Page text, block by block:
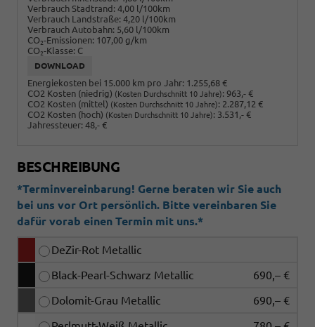
Verbrauch Stadtrand: 4,00 l/100km
Verbrauch Landstraße: 4,20 l/100km
Verbrauch Autobahn: 5,60 l/100km
CO2-Emissionen: 107,00 g/km
CO2-Klasse: C
DOWNLOAD
Energiekosten bei 15.000 km pro Jahr: 1.255,68 €
CO2 Kosten (niedrig) (Kosten Durchschnitt 10 Jahre): 963,- €
CO2 Kosten (mittel) (Kosten Durchschnitt 10 Jahre): 2.287,12 €
CO2 Kosten (hoch) (Kosten Durchschnitt 10 Jahre): 3.531,- €
Jahressteuer: 48,- €
BESCHREIBUNG
*Terminvereinbarung! Gerne beraten wir Sie auch
bei uns vor Ort persönlich. Bitte vereinbaren Sie
dafür vorab einen Termin mit uns.*
DeZir-Rot Metallic
Black-Pearl-Schwarz Metallic
690,– €
Dolomit-Grau Metallic
690,– €